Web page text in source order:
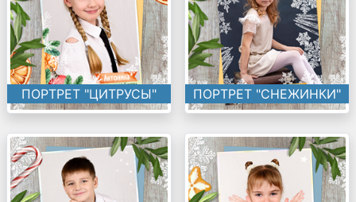
ПОРТРЕТ "ЦИТРУСЫ" ПОРТРЕТ "СНЕЖИНКИ"